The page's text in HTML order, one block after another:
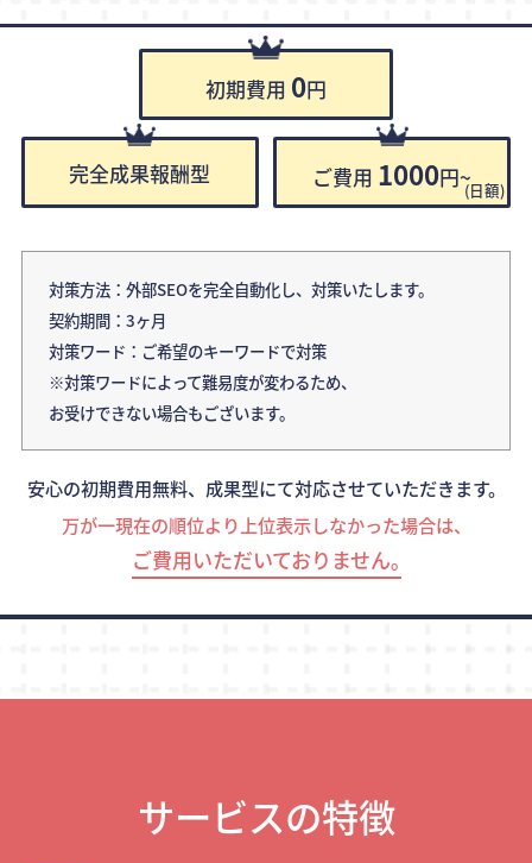
初期費用 0円
完全成果報酬型 ご費用 1000円~(日額)
対策方法：外部SEOを完全自動化し、対策いたします。
契約期間：3ヶ月
対策ワード：ご希望のキーワードで対策
※対策ワードによって難易度が変わるため、
お受けできない場合もございます。
安心の初期費用無料、成果型にて対応させていただきます。
万が一現在の順位より上位表示しなかった場合は、
ご費用いただいておりません｡
サービスの特徴